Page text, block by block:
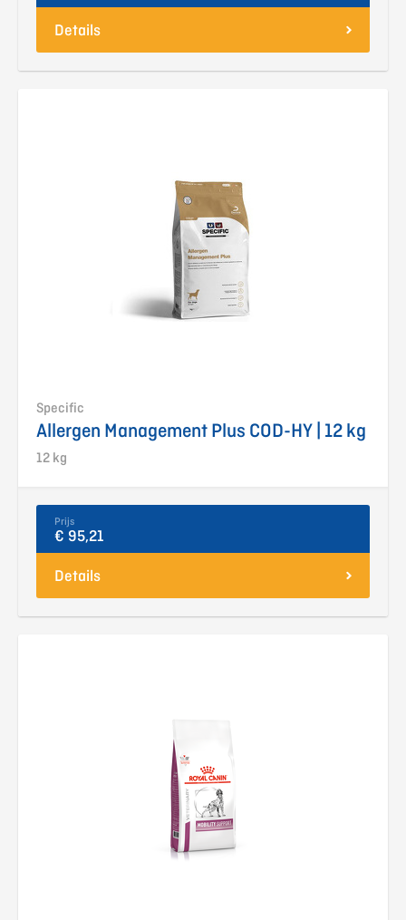
Details
Specific
Allergen Management Plus COD-HY | 12 kg
12 kg
Prijs
€ 95,21
Details